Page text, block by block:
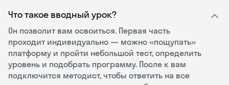
Что такое вводный урок?
Он позволит вам освоиться. Первая часть
проходит индивидуально — можно «пощупать»
платформу и пройти небольшой тест, определить
уровень и подобрать программу. После к вам
подключится методист, чтобы ответить на все